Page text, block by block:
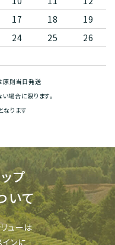
17 18
19
24 25
26
則当日発送
場合に限ります。
なります
プ
いて
ューは
ンに